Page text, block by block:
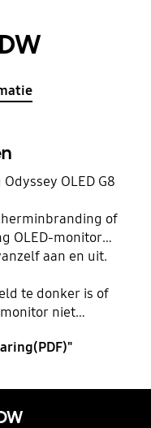
OLED G8
of
OLED-monitor
aan en uit.
te donker is of
niet